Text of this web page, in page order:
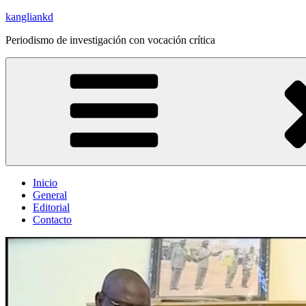
Saltar
contenido
kangliankd
Periodismo de investigación con vocación crítica
Inicio
General
Editorial
Contacto